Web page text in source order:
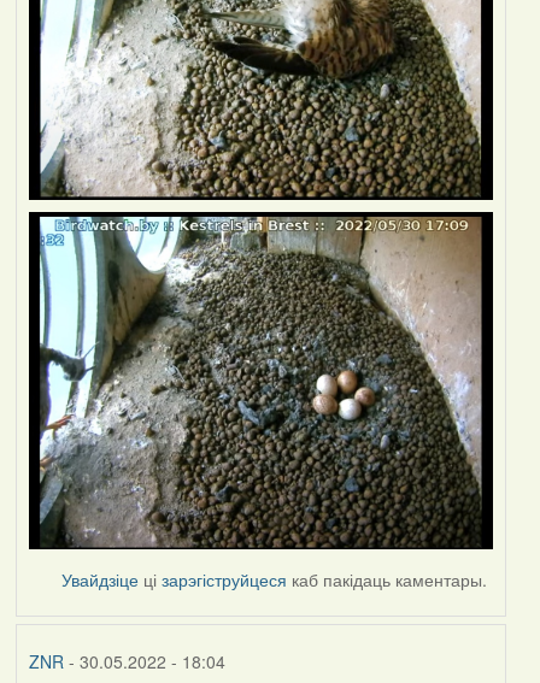
Увайдзіце цізарэгіструйцеся каб пакідаць каментары.
ZNR - 30.05.2022 - 18:04